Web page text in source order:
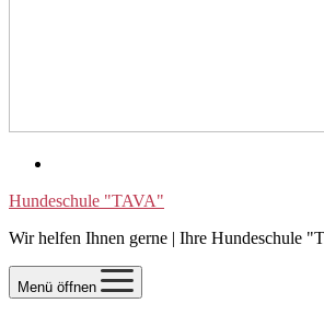
Hundeschule "TAVA"
Wir helfen Ihnen gerne | Ihre Hundeschule
Menü öffnen